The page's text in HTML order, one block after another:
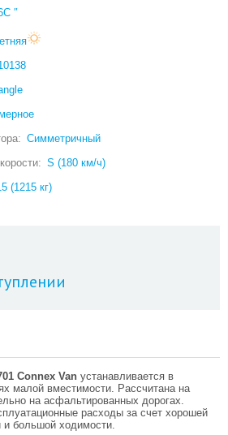
″
Симметричный
S (180 км/ч)
(1215 кг)
Connex Van устанавливается в
малой вместимости. Рассчитана на
на асфальтированных дорогах.
расходы за счет хорошей
и большой ходимости.